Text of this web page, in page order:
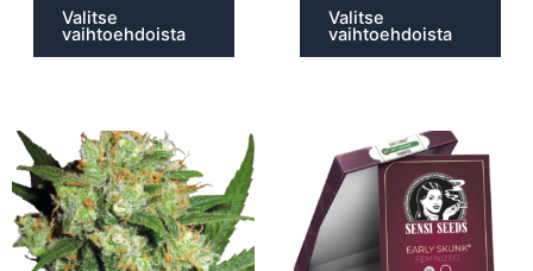
Valitse
vaihtoehdoista
Valitse
vaihtoehdoista
Tällä
tuotteella
on
useampi
muunnelma.